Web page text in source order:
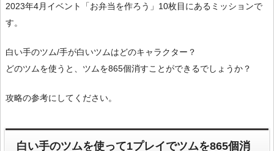
2023年4月イベント「お弁当を作ろう」10枚目にあるミッションで
す。
白い手のツム/手が白いツムはどのキャラクター？
どのツムを使うと、ツムを865個消すことができるでしょうか？
攻略の参考にしてください。
白い手のツムを使って1プレイでツムを865個消